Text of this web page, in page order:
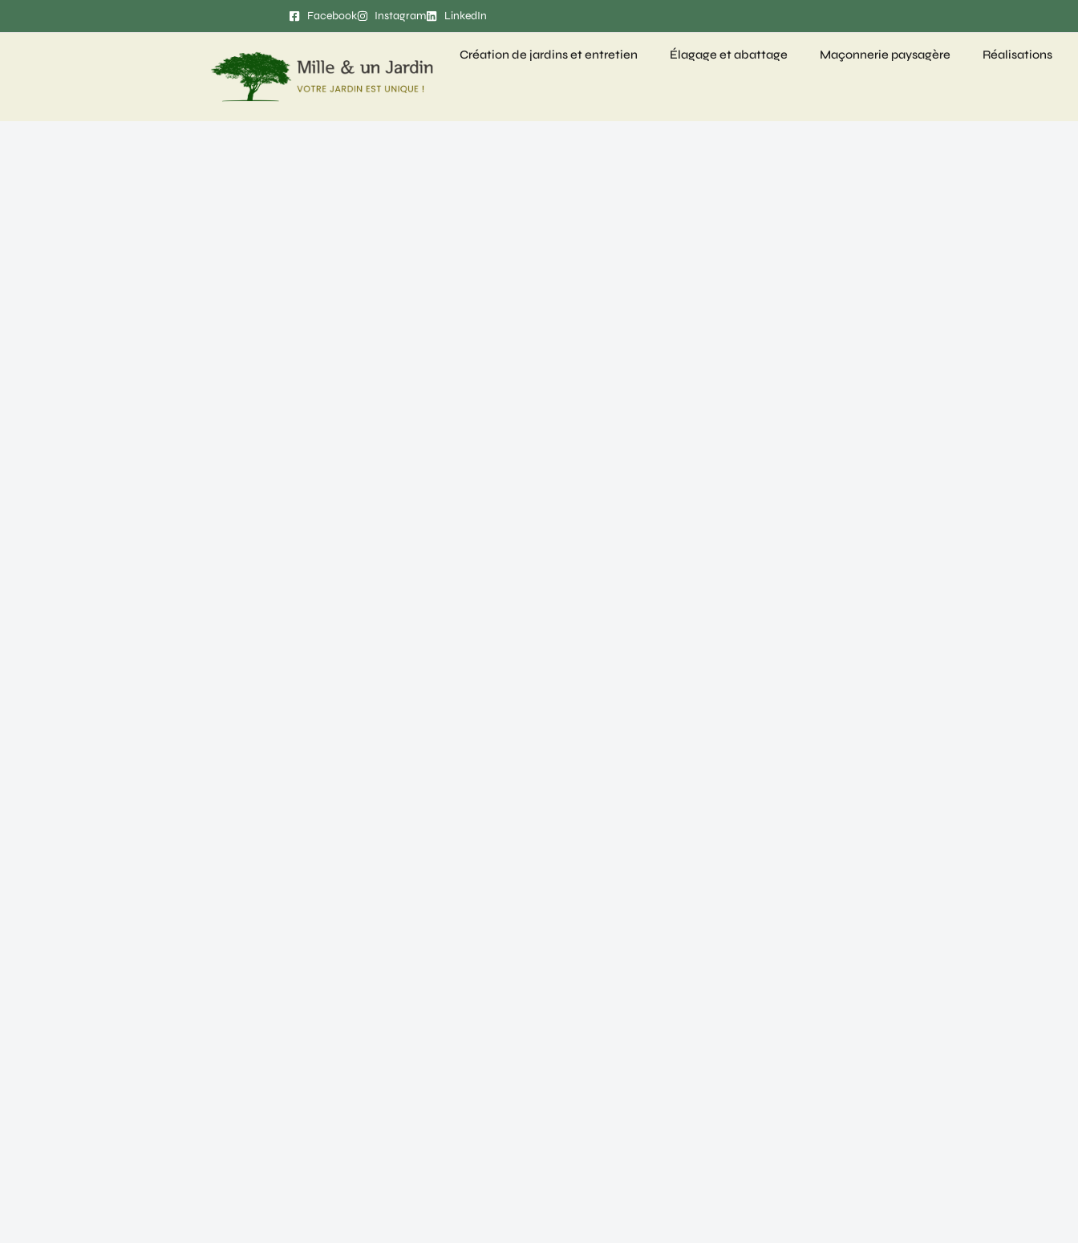
Facebook Instagram LinkedIn
Création de jardins et entretien Élagage et abattage Maçonnerie paysagère Réalisations